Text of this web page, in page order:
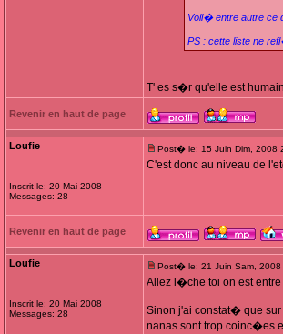
Voil� entre autre ce
PS : cette liste ne
T' es s�r qu'elle est
Revenir en haut de page
Loufie
Inscrit le: 20 Mai 2008
Messages: 28
Post� le: 15 Juin Dim, 2008
C'est donc au niveau de
Revenir en haut de page
Loufie
Inscrit le: 20 Mai 2008
Messages: 28
Post� le: 21 Juin Sam, 2008
Allez l�che toi on est entre
Sinon j'ai constat� que
nanas sont trop coinc�es